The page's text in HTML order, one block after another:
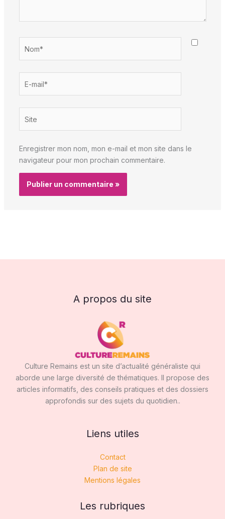
mail*
Enregistrer mon nom, mon e-mail et mon site dans le
navigateur pour mon prochain commentaire.
A propos du site
Culture Remains est un site d’actualité généraliste qui
aborde une large diversité de thématiques. Il propose des
articles informatifs, des conseils pratiques et des dossiers
approfondis sur des sujets du quotidien..
Liens utiles
Contact
Plan de site
Mentions légales
Les rubriques